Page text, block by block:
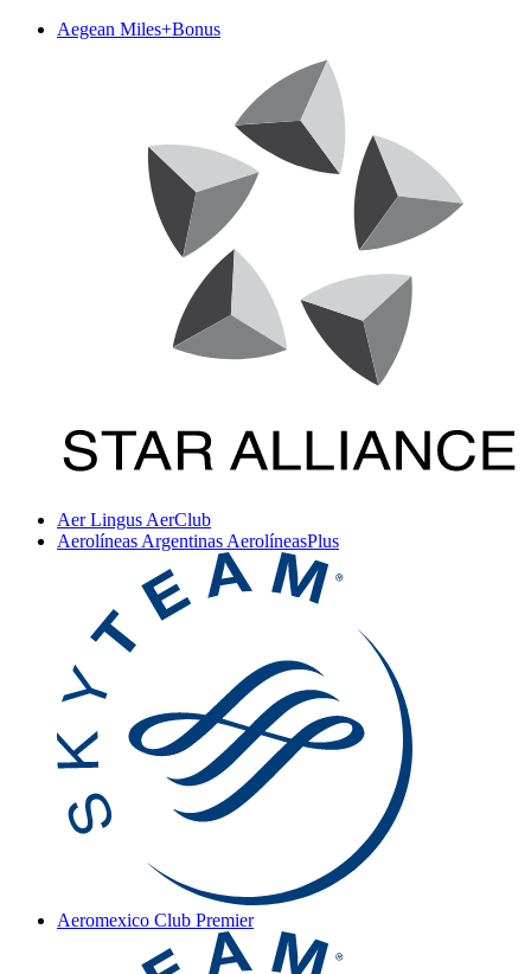
Aegean Miles+Bonus
Aer Lingus AerClub
Aerolíneas Argentinas AerolíneasPlus
Aeromexico Club Premier